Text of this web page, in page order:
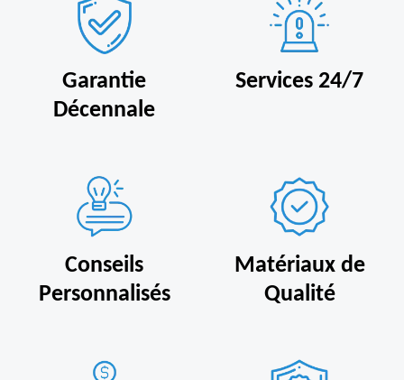
Garantie
Décennale
Services 24/7
Conseils
Personnalisés
Matériaux de
Qualité